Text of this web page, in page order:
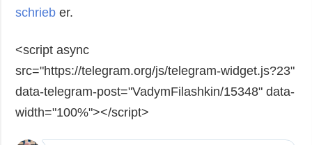
schrieb er.
<script async
src="https://telegram.org/js/telegram-widget.js?23"
data-telegram-post="VadymFilashkin/15348" data-
width="100%"></script>